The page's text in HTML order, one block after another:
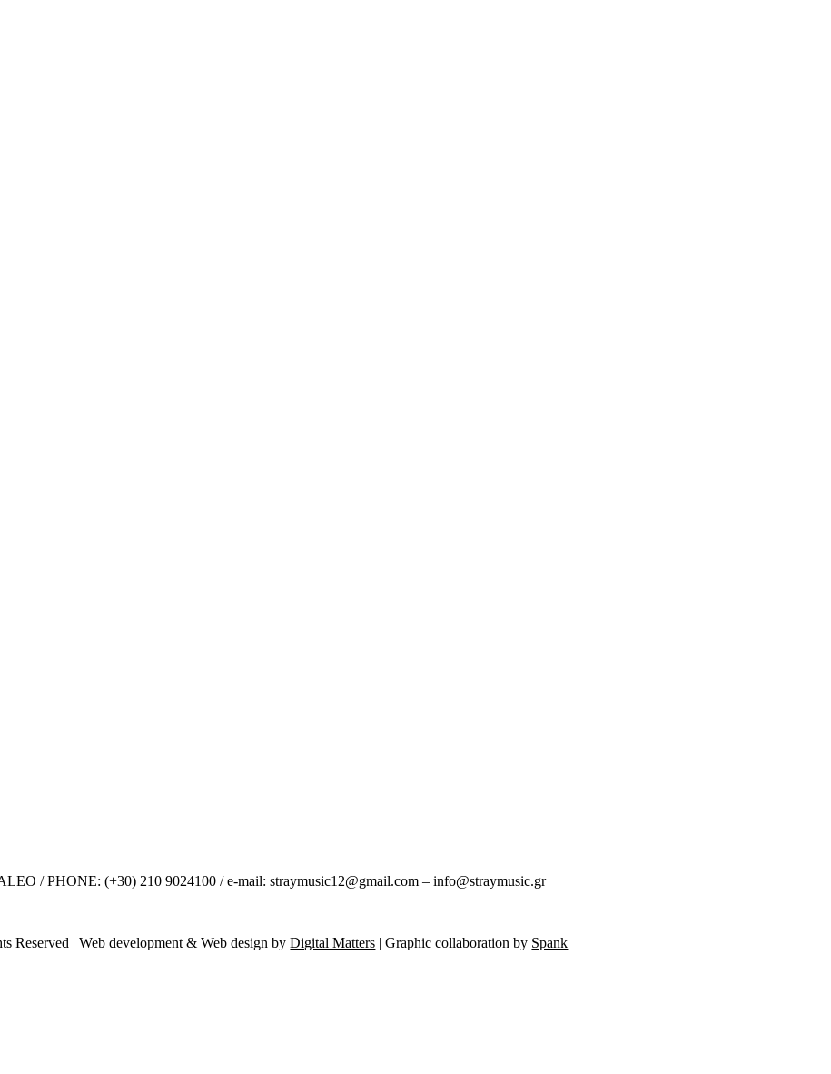
/ PHONE: (+30) 210 9024100 / e-mail: straymusic12@gmail.com – info@straymusic.gr
Reserved | Web development & Web design byDigital Matters | Graphic collaboration by Spank